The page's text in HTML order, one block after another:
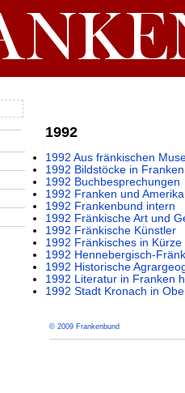
1992
1992 Aus fränkischen
1992 Bildstöcke in Franken
1992 Buchbesprechungen
1992 Franken und Amerika
1992 Frankenbund intern
1992 Fränkische Art und
1992 Fränkische Künstler
1992 Fränkisches in Kürze
1992 Hennebergisch-
1992 Historische
1992 Literatur in Franken
1992 Stadt Kronach in
© 2009 Frankenbund